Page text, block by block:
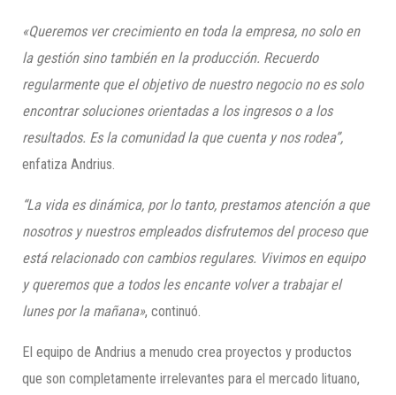
«Queremos ver crecimiento en toda la empresa, no solo en
la gestión sino también en la producción. Recuerdo
regularmente que el objetivo de nuestro negocio no es solo
encontrar soluciones orientadas a los ingresos o a los
resultados. Es la comunidad la que cuenta y nos rodea”,
enfatiza Andrius.
“La vida es dinámica, por lo tanto, prestamos atención a que
nosotros y nuestros empleados disfrutemos del proceso que
está relacionado con cambios regulares. Vivimos en equipo
y queremos que a todos les encante volver a trabajar el
lunes por la mañana», continuó.
El equipo de Andrius a menudo crea proyectos y productos
que son completamente irrelevantes para el mercado lituano,